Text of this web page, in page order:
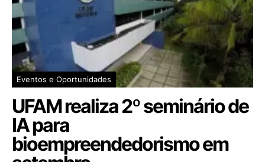
Eventos e Oportunidades
UFAM realiza 2º seminário de
IA para
bioempreendedorismo em